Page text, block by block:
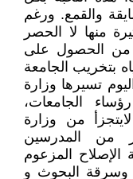
والقمع. ورغم
منها لا الحصر
من الحصول على
بتخريب الجامعة
تسيرها وزارة
الجامعات،
من وزارة
من المدرسين
الإصلاح المزعوم
وسرقة البحوث و